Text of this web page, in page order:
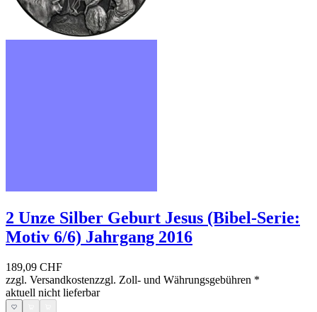
2 Unze Silber Geburt Jesus (Bibel-Serie:
Motiv 6/6) Jahrgang 2016
189,09 CHF
zzgl. Versandkostenzzgl. Zoll- und Währungsgebühren *
aktuell nicht lieferbar